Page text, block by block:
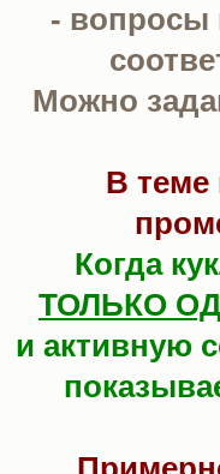
- вопросы
Можно
В
Когда
ТОЛЬКО
и активную